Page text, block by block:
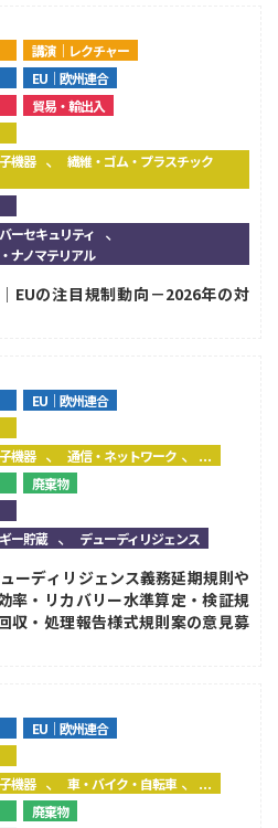
講演｜レクチャー
EU｜欧州連合
貿易・輸出入
機器 、繊維・ゴム・プラスチック
ーセキュリティ 、
ナノマテリアル
EUの注目規制動向－2026年の対
EU｜欧州連合
機器 、通信・ネットワーク、...
廃棄物
ー貯蔵 、デューディリジェンス
ーディリジェンス義務延期規則や
率・リカバリー水準算定・検証規
収・処理報告様式規則案の意見募
EU｜欧州連合
機器 、車・バイク・自転車、...
廃棄物